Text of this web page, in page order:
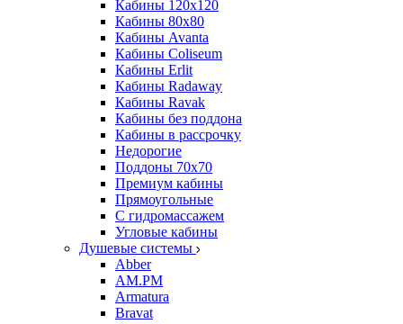
Кабины 120х120
Кабины 80х80
Кабины Avanta
Кабины Coliseum
Кабины Erlit
Кабины Radaway
Кабины Ravak
Кабины без поддона
Кабины в рассрочку
Недорогие
Поддоны 70x70
Премиум кабины
Прямоугольные
С гидромассажем
Угловые кабины
Душевые системы
Abber
AM.PM
Armatura
Bravat